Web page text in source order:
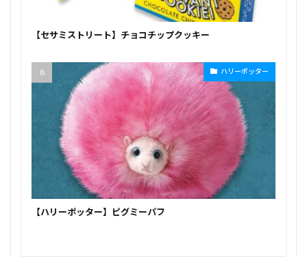
【セサミストリート】チョコチップクッキー
ハリーポッター
【ハリーポッター】ピグミーパフ